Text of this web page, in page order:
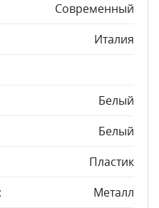
Современный
Италия
Белый
Белый
Пластик
Металл